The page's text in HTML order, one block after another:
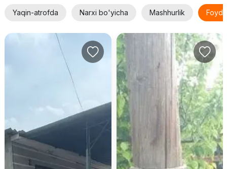
Yaqin-atrofda Narxi bo'yicha Mashhurlik